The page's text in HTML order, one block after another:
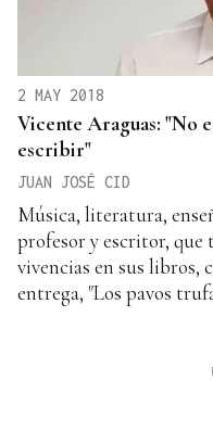
2 MAY 2018
Vicente Araguas: "No
escribir"
JUAN JOSÉ CID
Música, literatura,
profesor y escritor, que
vivencias en sus libros,
entrega, "Los pavos